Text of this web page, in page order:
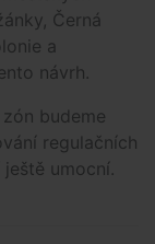
Černá
a
návrh.
budeme
regulačních
umocní.